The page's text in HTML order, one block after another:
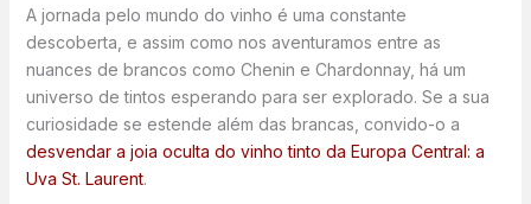
A jornada pelo mundo do vinho é uma constante
descoberta, e assim como nos aventuramos entre as
nuances de brancos como Chenin e Chardonnay, há um
universo de tintos esperando para ser explorado. Se a sua
curiosidade se estende além das brancas, convido-o a
desvendar a joia oculta do vinho tinto da Europa Central: a
Uva St. Laurent.